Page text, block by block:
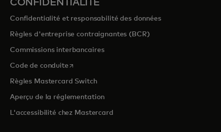
CONFIDENTIALITÉ
Confidentialité et responsabilité des données
Règles d'entreprise contraignantes (BCR)
Commissions interbancaires
Code de conduites’ouvre dans un nouvel onglet
Règles Mastercard Switch
Aperçu de la réglementation
L'accessibilité chez Mastercard